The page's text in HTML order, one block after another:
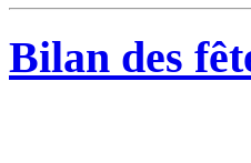
Bilan des